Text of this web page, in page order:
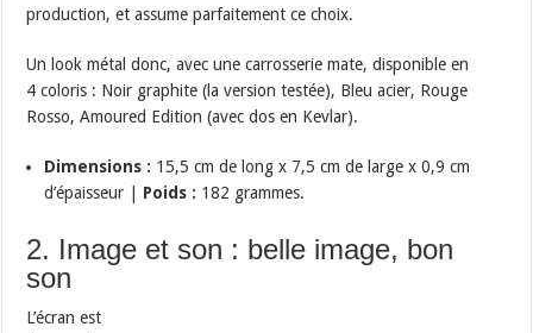
production, et assume parfaitement ce choix.
Un look métal donc, avec une carrosserie mate, disponible en
4 coloris : Noir graphite (la version testée), Bleu acier, Rouge
Rosso, Amoured Edition (avec dos en Kevlar).
Dimensions : 15,5 cm de long x 7,5 cm de large x 0,9 cm
d’épaisseur | Poids : 182 grammes.
2. Image et son : belle image, bon
son
L’écran est